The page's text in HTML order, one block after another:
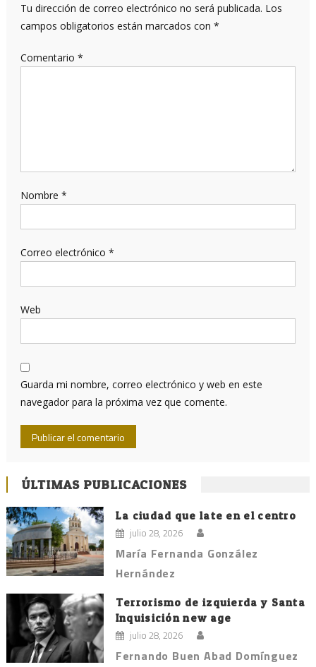
Tu dirección de correo electrónico no será publicada. Los
campos obligatorios están marcados con *
Comentario *
Nombre *
Correo electrónico *
Web
Guarda mi nombre, correo electrónico y web en este
navegador para la próxima vez que comente.
ÚLTIMAS PUBLICACIONES
La ciudad que late en el centro
julio 28, 2026
María Fernanda González
Hernández
Terrorismo de izquierda y Santa
Inquisición new age
julio 28, 2026
Fernando Buen Abad Domínguez